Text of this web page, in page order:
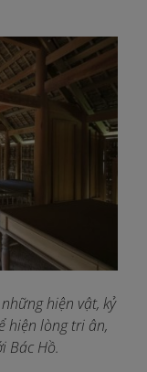
hiện vật, kỷ
hiện lòng tri ân,
Bác Hồ.